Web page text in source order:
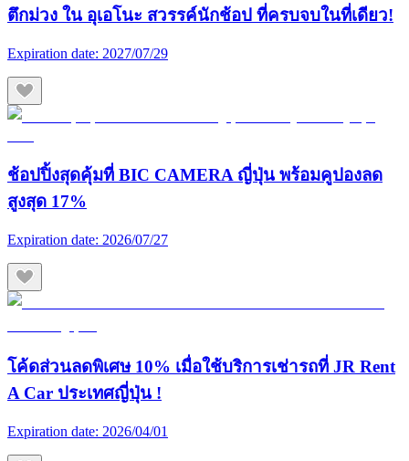
ตึกม่วง ใน อุเอโนะ สวรรค์นักช้อป ที่ครบจบในที่เดียว!
Expiration date: 2027/07/29
ช้อปปิ้งสุดคุ้มที่ BIC CAMERA ญี่ปุ่น พร้อมคูปองลด
สูงสุด 17%
Expiration date: 2026/07/27
โค้ดส่วนลดพิเศษ 10% เมื่อใช้บริการเช่ารถที่ JR Rent
A Car ประเทศญี่ปุ่น !
Expiration date: 2026/04/01